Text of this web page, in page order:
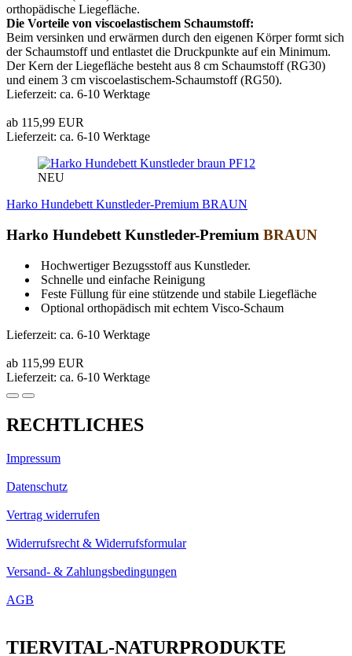
orthopädische Liegefläche.
Die Vorteile von viscoelastischem Schaumstoff:
Beim versinken und erwärmen durch den eigenen Körper formt sich
der Schaumstoff und entlastet die Druckpunkte auf ein Minimum.
Der Kern der Liegefläche besteht aus 8 cm Schaumstoff (RG30)
und einem 3 cm viscoelastischem-Schaumstoff (RG50).
Lieferzeit: ca. 6-10 Werktage
ab 115,99 EUR
Lieferzeit: ca. 6-10 Werktage
PF12
NEU
Harko Hundebett Kunstleder-Premium BRAUN
Harko Hundebett Kunstleder-Premium BRAUN
Hochwertiger Bezugsstoff aus Kunstleder.
Schnelle und einfache Reinigung
Feste Füllung für eine stützende und stabile Liegefläche
Optional orthopädisch mit echtem Visco-Schaum
Lieferzeit: ca. 6-10 Werktage
ab 115,99 EUR
Lieferzeit: ca. 6-10 Werktage
RECHTLICHES
Impressum
Datenschutz
Vertrag widerrufen
Widerrufsrecht & Widerrufsformular
Versand- & Zahlungsbedingungen
AGB
TIERVITAL-NATURPRODUKTE